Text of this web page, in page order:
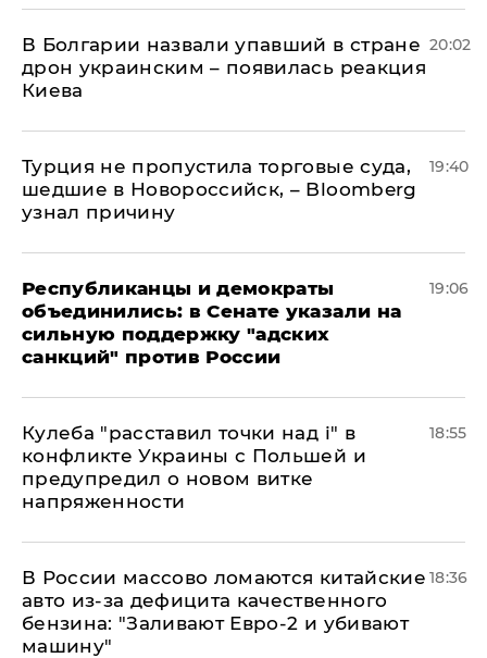
В Болгарии назвали упавший в стране
дрон украинским – появилась реакция
Киева
20:02
Турция не пропустила торговые суда,
шедшие в Новороссийск, – Bloomberg
узнал причину
19:40
Республиканцы и демократы
объединились: в Сенате указали на
сильную поддержку "адских
санкций" против России
19:06
Кулеба "расставил точки над і" в
конфликте Украины с Польшей и
предупредил о новом витке
напряженности
18:55
В России массово ломаются китайские
авто из-за дефицита качественного
бензина: "Заливают Евро-2 и убивают
машину"
18:36